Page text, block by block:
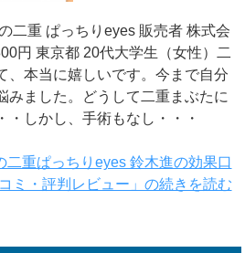
二重 ぱっちりeyes 販売者 株式会
円 東京都 20代大学生（女性）二
、本当に嬉しいです。今まで自分
みました。どうして二重まぶたに
・しかし、手術もなし・・・
二重ぱっちりeyes 鈴木進の効果口
コミ・評判レビュー」の続きを読む